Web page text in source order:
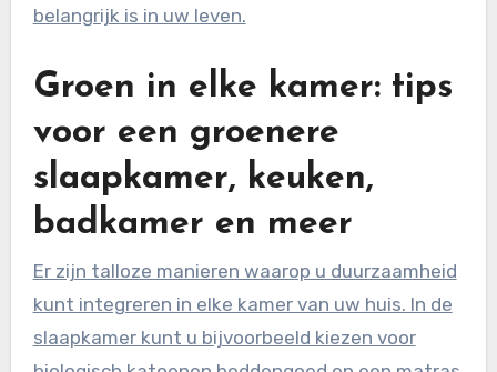
belangrijk is in uw leven.
Groen in elke kamer: tips
voor een groenere
slaapkamer, keuken,
badkamer en meer
Er zijn talloze manieren waarop u duurzaamheid
kunt integreren in elke kamer van uw huis. In de
slaapkamer kunt u bijvoorbeeld kiezen voor